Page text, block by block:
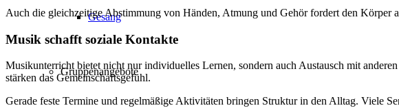
Gesang
Gruppenangebote
Auch die gleichzeitige Abstimmung von Händen, Atmung und Gehör fordert den Körper
Musik schafft soziale Kontakte
Musikunterricht bietet nicht nur individuelles Lernen, sondern auch Austausch mit
stärken das Gemeinschaftsgefühl.
Gerade feste Termine und regelmäßige Aktivitäten bringen Struktur in den Alltag. Viele